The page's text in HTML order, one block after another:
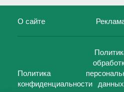
О сайте
Политика
конфиденциальности данных